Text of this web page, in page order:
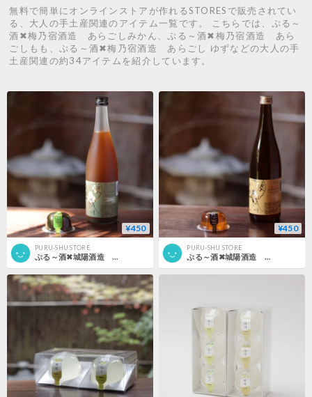
無料で簡単にオンラインストアが作れるSTORESで販売されてい
る、大人の手土産関連のアイテム一覧です。 こちらでは、ぷる～
酒✖梅乃宿酒造 あらごしみかん、ぷる～酒✖梅乃宿酒造 あら
ごしもも、ぷる～酒✖梅乃宿酒造 あらごし ゆずなどの大人の手
土産関連の約34アイテムを紹介しています。
¥450
PURU-SHU STORE
ぷる～酒✖城陽酒造 城州 宇治抹茶梅酒
¥450
PURU-SHU STORE
ぷる～酒✖城陽酒造 長期熟成 梅酒 城州